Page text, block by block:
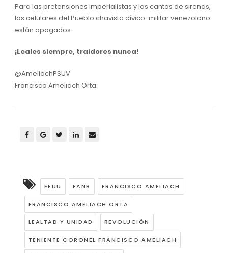
Para las pretensiones imperialistas y los cantos de sirenas,
los celulares del Pueblo chavista cívico-militar venezolano
están apagados.
¡Leales siempre, traidores nunca!
@AmeliachPSUV
Francisco Ameliach Orta
EEUU FANB FRANCISCO AMELIACH
FRANCISCO AMELIACH ORTA
LEALTAD Y UNIDAD REVOLUCIÓN
TENIENTE CORONEL FRANCISCO AMELIACH